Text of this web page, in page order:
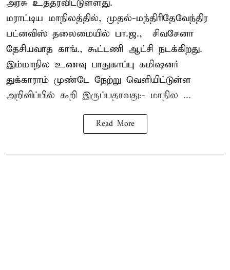
அரசு உத்தரவிட்டுள்ளது.
மராட்டிய மாநிலத்தில், முதல்-மந்திரிதேவேந்திர
பட்னவிஸ் தலைமையில் பா.ஜ., – சிவசேனா –
தேசியவாத காங்., கூட்டணி ஆட்சி நடக்கிறது.
இம்மாநில உணவு பாதுகாப்பு கமிஷனர்
துக்காராம் முண்டே நேற்று வெளியிட்டுள்ள
அறிவிப்பில் கூறி இருப்பதாவது:- மாநில ...
Read More